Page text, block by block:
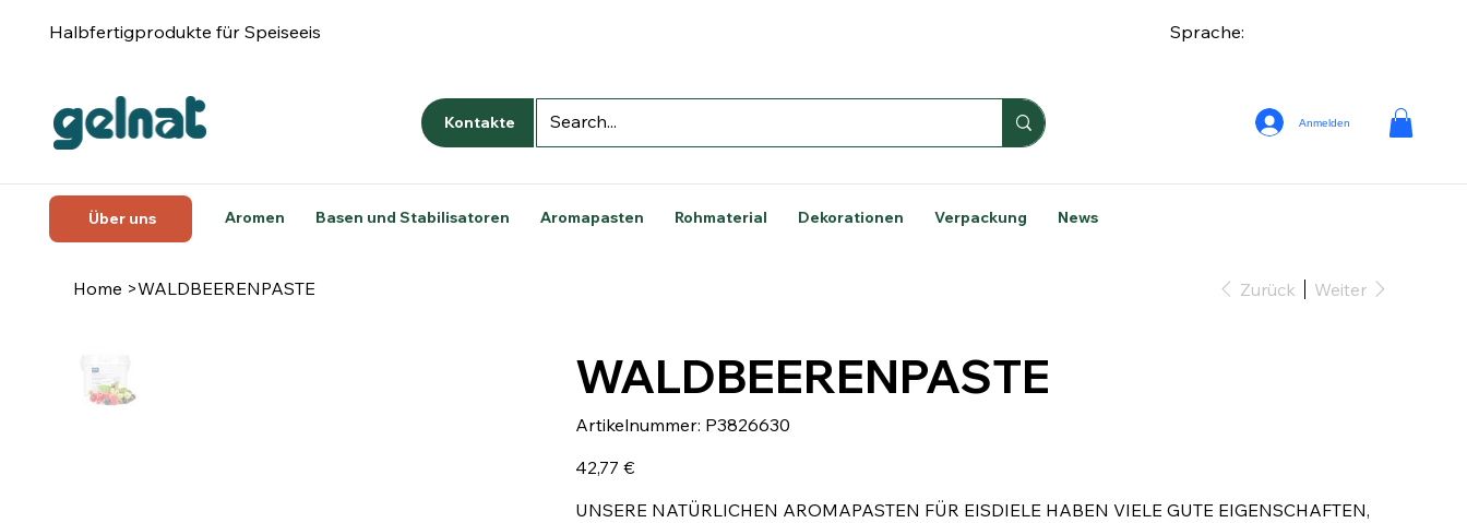
Sprache:
Halbfertigprodukte für Speiseeis
Anmelden
Kontakte
Über uns Aromen Basen und Stabilisatoren Aromapasten Rohmaterial Dekorationen Verpackung News
Home >WALDBEERENPASTE Zurück Weiter
WALDBEERENPASTE
Artikelnummer: Artikelnummer:
P3826630
P3826630
42,77 €
UNSERE NATÜRLICHEN AROMAPASTEN FÜR EISDIELE HABEN VIELE GUTE EIGENSCHAFTEN,